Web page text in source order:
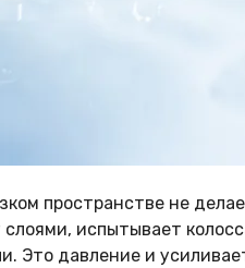
пространстве не
испытывает
Это давление и